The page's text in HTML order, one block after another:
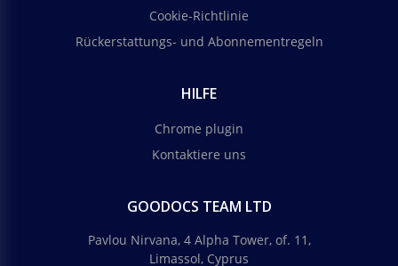
Cookie-Richtlinie
Rückerstattungs- und Abonnementregeln
HILFE
Chrome plugin
Kontaktiere uns
GOODOCS TEAM LTD
Pavlou Nirvana, 4 Alpha Tower, of. 11,
Limassol, Cyprus